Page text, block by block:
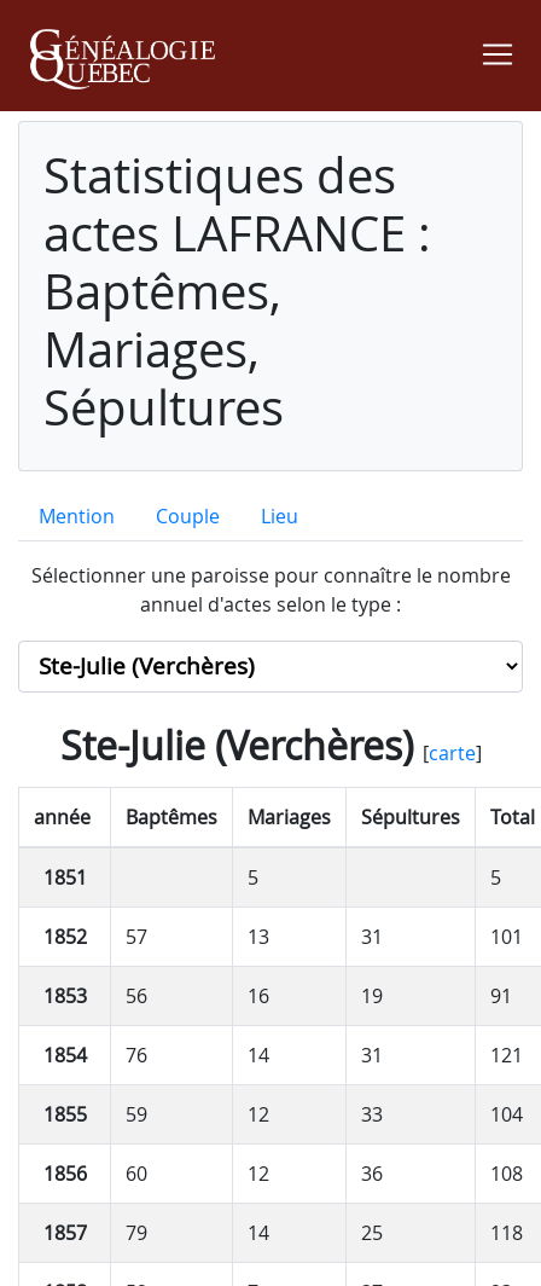
Statistiques des
actes LAFRANCE :
Baptêmes,
Mariages,
Sépultures
Mention Couple Lieu
Sélectionner une paroisse pour connaître le nombre
annuel d'actes selon le type :
Ste-Julie (Verchères)[carte]
année Baptêmes Mariages Sépultures Total
1851 5 5
1852 57 13 31 101
1853 56 16 19 91
1854 76 14 31 121
1855 59 12 33 104
1856 60 12 36 108
1857 79 14 25 118